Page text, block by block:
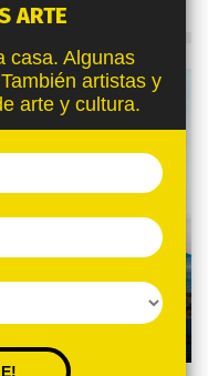
QUE VAN MÁS
ARTE
casa. Algunas
artistas y
arte y cultura.